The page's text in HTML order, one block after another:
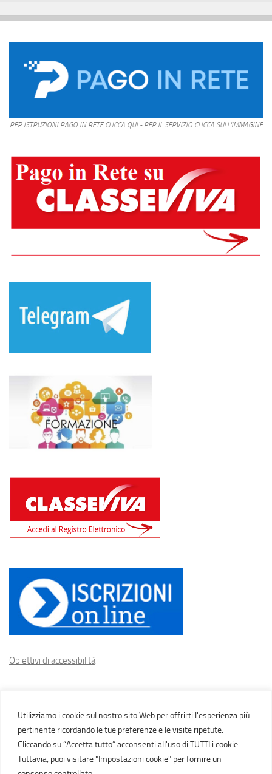
Utilizziamo i cookie sul nostro sito Web per offrirti l'esperienza più
pertinente ricordando le tue preferenze e le visite ripetute.
Cliccando su “Accetta tutto” acconsenti all'uso di TUTTI i cookie.
Tuttavia, puoi visitare "Impostazioni cookie" per fornire un
PER ISTRUZIONI PAGO IN RETE CLICCA QUI - PER IL SERVIZIO CLICCA SULL'IMMAGINE
Obiettivi di accessibilità
Dichiarazione di accessibilità
Cookie policy